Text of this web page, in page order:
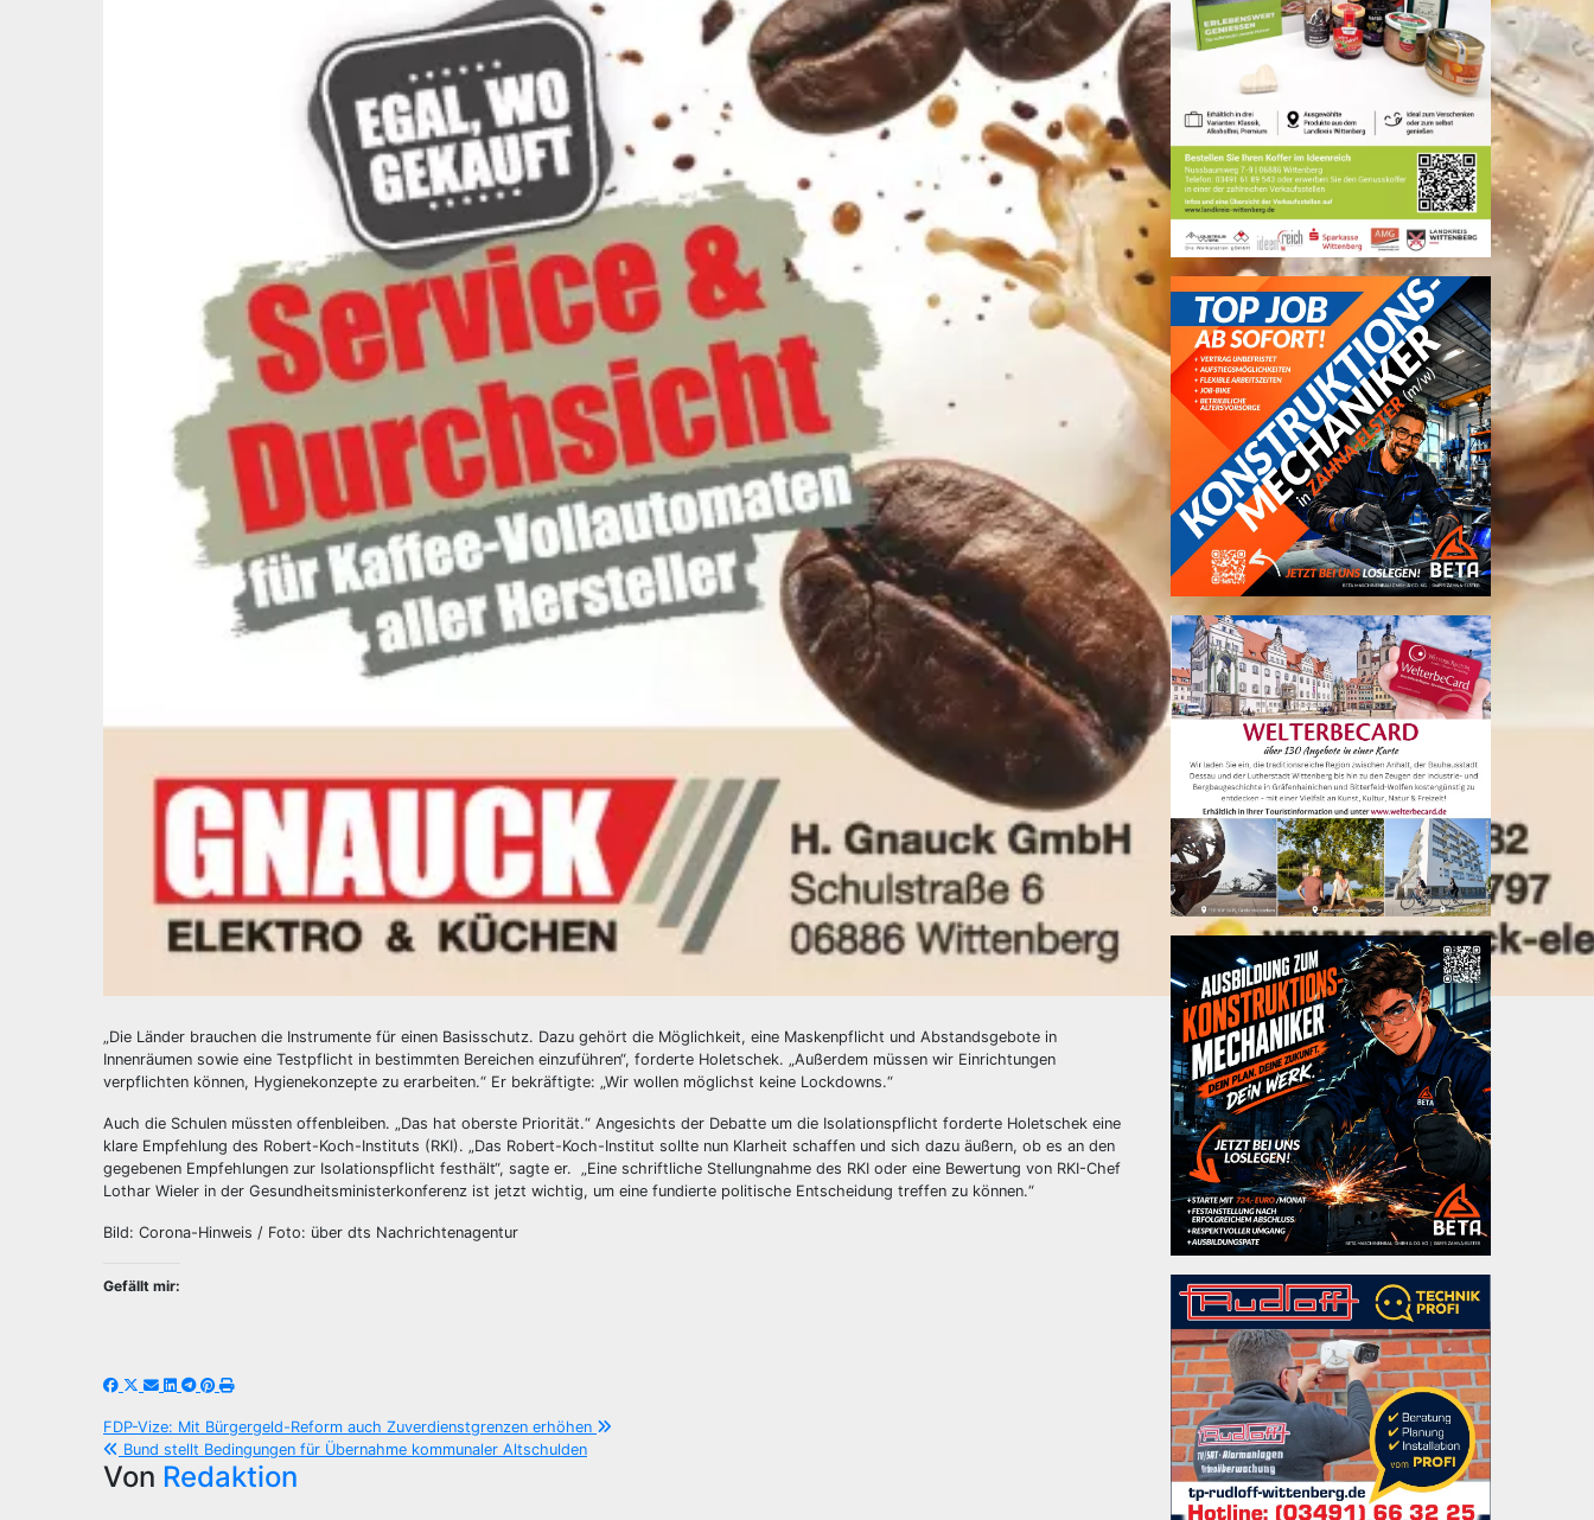
„Die Länder brauchen die Instrumente für einen Basisschutz. Dazu gehört die Möglichkeit, eine Maskenpflicht und Abstandsgebote in
Innenräumen sowie eine Testpflicht in bestimmten Bereichen einzuführen“, forderte Holetschek. „Außerdem müssen wir Einrichtungen
verpflichten können, Hygienekonzepte zu erarbeiten.“ Er bekräftigte: „Wir wollen möglichst keine Lockdowns.“
Auch die Schulen müssten offenbleiben. „Das hat oberste Priorität.“ Angesichts der Debatte um die Isolationspflicht forderte Holetschek eine
klare Empfehlung des Robert-Koch-Instituts (RKI). „Das Robert-Koch-Institut sollte nun Klarheit schaffen und sich dazu äußern, ob es an den
gegebenen Empfehlungen zur Isolationspflicht festhält“, sagte er. „Eine schriftliche Stellungnahme des RKI oder eine Bewertung von RKI-Chef
Lothar Wieler in der Gesundheitsministerkonferenz ist jetzt wichtig, um eine fundierte politische Entscheidung treffen zu können.“
Bild: Corona-Hinweis / Foto: über dts Nachrichtenagentur
Gefällt mir:
Beitragsnavigation
FDP-Vize: Mit Bürgergeld-Reform auch Zuverdienstgrenzen erhöhen
Bund stellt Bedingungen für Übernahme kommunaler Altschulden
Von Redaktion